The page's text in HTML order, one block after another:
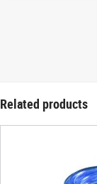
Related products